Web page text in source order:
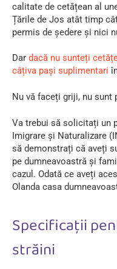
calitate de cetățean al
Țările de Jos atât timp
permis de ședere și nici
Dar dacă nu sunteți
câțiva pași suplimentari
Nu vă faceți griji, nu sunt
Va trebui să solicitați un
Imigrare și Naturalizare
să demonstrați că aveți
pe dumneavoastră și
cazul. Odată ce aveți
Olanda casa
Specificații
străini